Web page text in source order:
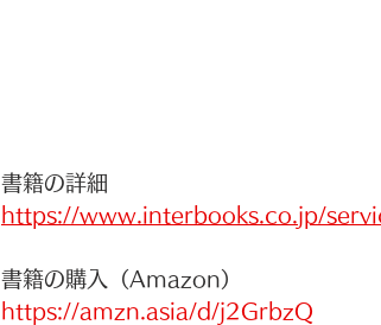
書籍の詳細
https://www.interbooks.co.jp/
書籍の購入（Amazon）
https://amzn.asia/d/j2GrbzQ